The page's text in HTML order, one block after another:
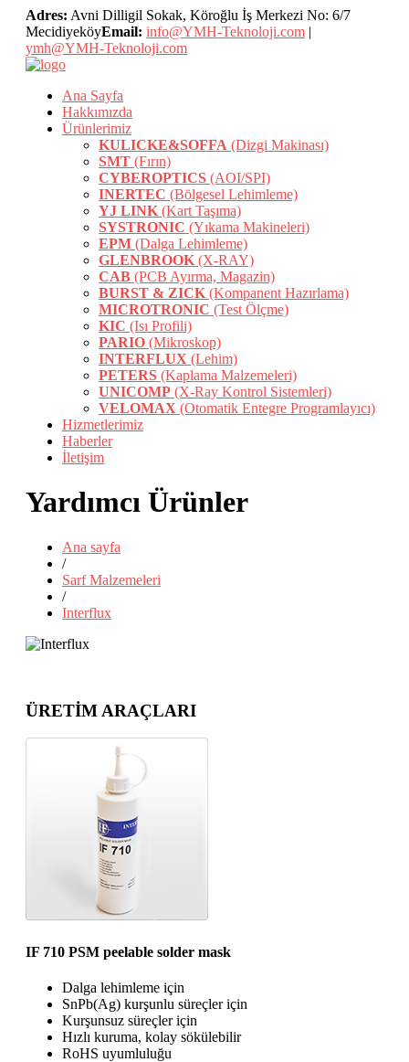
Adres: Avni Dilligil Sokak, Köroğlu İş Merkezi No: 6/7
MecidiyeköyEmail: info@YMH-Teknoloji.com |
ymh@YMH-Teknoloji.com
Ana Sayfa
Hakkımızda
Ürünlerimiz
KULICKE&SOFFA (Dizgi Makinası)
SMT (Fırın)
CYBEROPTICS (AOI/SPI)
INERTEC (Bölgesel Lehimleme)
YJ LINK (Kart Taşıma)
SYSTRONIC (Yıkama Makineleri)
EPM (Dalga Lehimleme)
GLENBROOK (X-RAY)
CAB (PCB Ayırma, Magazin)
BURST & ZICK (Kompanent Hazırlama)
MICROTRONIC (Test Ölçme)
KIC (Isı Profili)
PARIO (Mikroskop)
INTERFLUX (Lehim)
PETERS (Kaplama Malzemeleri)
UNICOMP (X-Ray Kontrol Sistemleri)
VELOMAX (Otomatik Entegre Programlayıcı)
Hizmetlerimiz
Haberler
İletişim
Yardımcı Ürünler
Ana sayfa
/
Sarf Malzemeleri
/
Interflux
ÜRETİM ARAÇLARI
IF 710 PSM peelable solder mask
Dalga lehimleme için
SnPb(Ag) kurşunlu süreçler için
Kurşunsuz süreçler için
Hızlı kuruma, kolay sökülebilir
RoHS uyumluluğu